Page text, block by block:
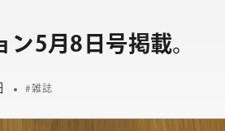
5月8日号掲載。
雑誌